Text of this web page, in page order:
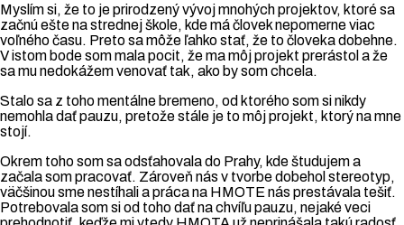
Myslím si, že to je prirodzený vývoj mnohých projektov, ktoré sa
začnú ešte na strednej škole, kde má človek nepomerne viac
voľného času. Preto sa môže ľahko stať, že to človeka dobehne.
V istom bode som mala pocit, že ma môj projekt prerástol a že
sa mu nedokážem venovať tak, ako by som chcela.
Stalo sa z toho mentálne bremeno, od ktorého som si nikdy
nemohla dať pauzu, pretože stále je to môj projekt, ktorý na mne
stojí.
Okrem toho som sa odsťahovala do Prahy, kde študujem a
začala som pracovať. Zároveň nás v tvorbe dobehol stereotyp,
väčšinou sme nestíhali a práca na HMOTE nás prestávala tešiť.
Potrebovala som si od toho dať na chvíľu pauzu, nejaké veci